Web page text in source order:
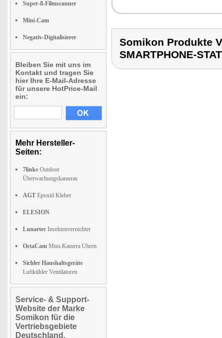
Super-8-Filmscanner
Mini-Cam
Negativ-Digitalisierer
Bleiben Sie mit uns im
Kontakt und tragen Sie
hier Ihre E-Mail-Adresse
für unsere HotPrice-Mail
ein:
Mehr Hersteller-
Seiten:
7links Outdoor
Überwachungskameras
AGT Epoxid Kleber
ELESION
Lunartec Insektenvernichter
OctaCam Mini-Kamera Uhren
Sichler Haushaltsgeräte
Luftkühler Ventilatoren
Service- & Support-
Website der Marke
Somikon für die
Vertriebsgebiete
Deutschland,
Somikon Produkte
SMARTPHONE-